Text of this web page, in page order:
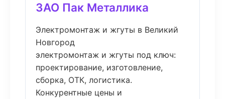
ЗАО Пак Металлика
Электромонтаж и жгуты в Великий
Новгород
электромонтаж и жгуты под ключ:
проектирование, изготовление,
сборка, ОТК, логистика.
Конкурентные цены и